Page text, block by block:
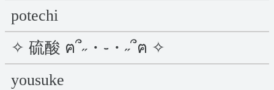
potechi
✧ 硫酸 ฅ՞˶・֊・˶՞ฅ ✧
yousuke